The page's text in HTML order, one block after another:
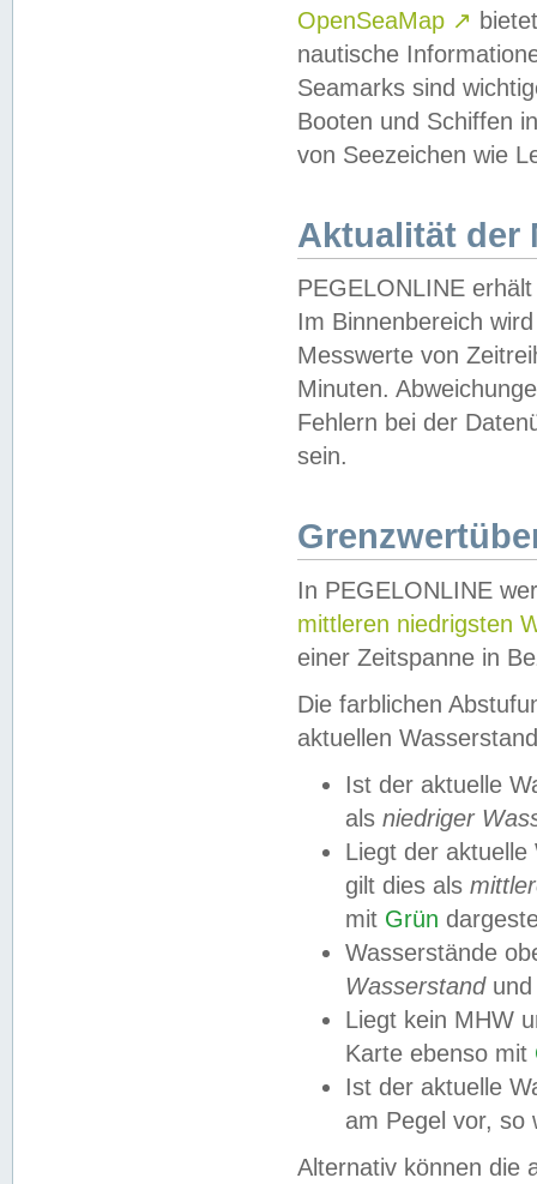
OpenSeaMap ↗
nautische
Seamarks sind
Booten und Schiffen
von Seezeichen wie
Aktualität der
PEGELONLINE
Im Binnenbereich
Messwerte von
Minuten.
Fehlern bei der
sein.
In PEGELONLINE
mittleren niedrigsten
einer Zeitspanne in
Die farblichen
aktuellen
Ist der aktuelle
als niedriger
Liegt der
gilt dies als
mit Grün
Wasserstände
Wasserstandund
Liegt kein MHW
Karte ebenso mit
Ist der aktuelle
am Pegel vor,
Alternativ können die